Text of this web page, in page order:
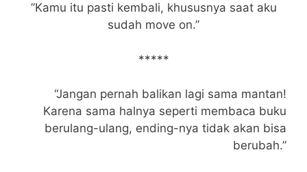
”Kamu itu pasti kembali, khususnya saat aku
sudah move on.”
*****
“Jangan pernah balikan lagi sama mantan!
Karena sama halnya seperti membaca buku
berulang-ulang, ending-nya tidak akan bisa
berubah.”